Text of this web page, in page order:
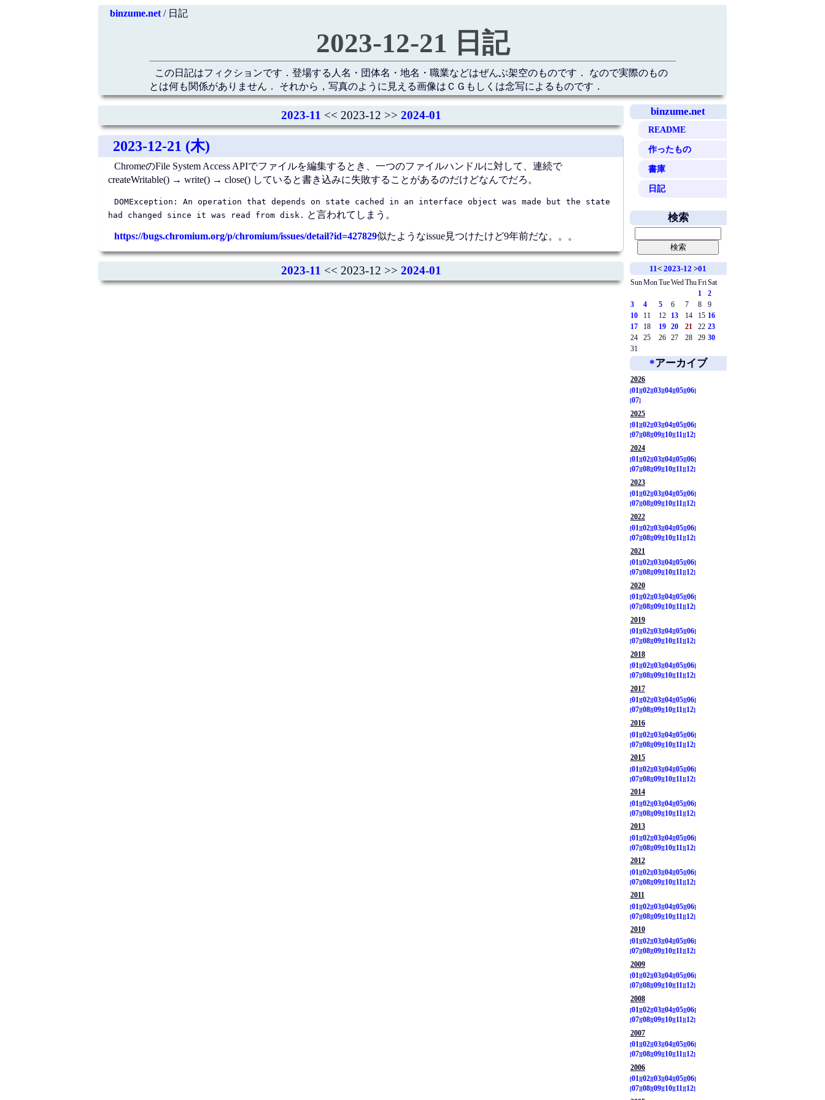
binzume.net/ 日記
2023-12-21 日記
この日記はフィクションです．登場する人名・団体名・地名・職業などはぜんぶ架空のものです． なので実際のもの
とは何も関係がありません． それから，写真のように見える画像はＣＧもしくは念写によるものです．
binzume.net
README
作ったもの
書庫
日記
2023-11 << 2023-12 >> 2024-01
2023-12-21 (木)
ChromeのFile System Access APIでファイルを編集するとき、一つのファイルハンドルに対して、連続で
createWritable() → write() → close() していると書き込みに失敗することがあるのだけどなんでだろ。
DOMException: An operation that depends on state cached in an interface object was made but the state
had changed since it was read from disk. と言われてしまう。
https://bugs.chromium.org/p/chromium/issues/detail?id=427829似たようなissue見つけたけど9年前だな。。。
2023-11 << 2023-12 >> 2024-01
検索
11<2023-12 >01
SunMonTueWed ThuFriSat
1
2
3
4 5 6 7 8
9
10
11 12 13 14 15 16
17
18 19 20 21 22 23
24
25 26 27 28 29 30
31
*アーカイブ
2026
01
02 03 04 05 06
07
2025
01
02 03 04 05 06
07 08 09 10 11
12
2024
01
02 03 04 05 06
07 08 09 10 11
12
2023
01
02 03 04 05 06
07 08 09 10 11
12
2022
01
02 03 04 05 06
07 08 09 10 11
12
2021
01
02 03 04 05 06
07 08 09 10 11
12
2020
01
02 03 04 05 06
07 08 09 10 11
12
2019
01
02 03 04 05 06
07 08 09 10 11
12
2018
01 02 03 04 05 06
07 08 09 10 11 12
2017
01 02 03 04 05 06
07 08 09 10 11 12
2016
01
02 03 04 05 06
07 08 09 10 11
12
2015
01
02 03 04 05 06
07 08 09 10 11
12
2014
01
02 03 04 05 06
07 08 09 10 11
12
2013
01
02 03 04 05 06
07 08 09 10 11
12
2012
01
02 03 04 05 06
07 08 09 10 11
12
2011
01
02 03 04 05 06
07 08 09 10 11
12
2010
01
02 03 04 05 06
07 08 09 10 11
12
2009
01
02 03 04 05 06
07 08 09 10 11
12
2008
01
02 03 04 05 06
07 08 09 10 11
12
2007
01
02 03 04 05 06
07 08 09 10 11
12
2006
01
02 03 04 05 06
07 08 09 10 11
12